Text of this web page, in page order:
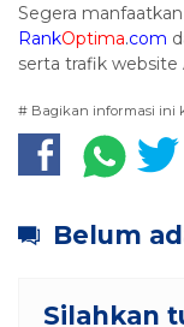
Segera
RankOptima.com
serta trafik website
# Bagikan informasi ini
Belum
Silahkan